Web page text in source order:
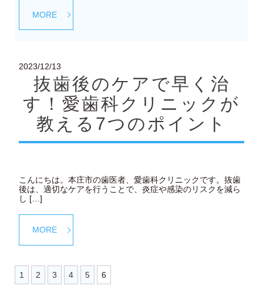
MORE
2023/12/13
抜歯後のケアで早く治
す！愛歯科クリニックが
教える7つのポイント
こんにちは。本庄市の歯医者、愛歯科クリニックです。抜歯
後は、適切なケアを行うことで、炎症や感染のリスクを減ら
し […]
MORE
1 2 3 4 5 6